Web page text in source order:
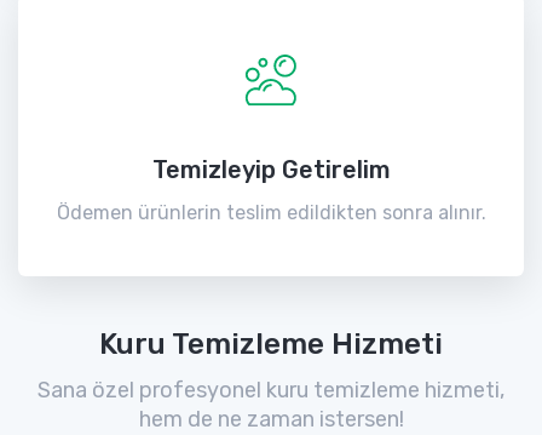
Temizleyip Getirelim
Ödemen ürünlerin teslim edildikten sonra alınır.
Kuru Temizleme Hizmeti
Sana özel profesyonel kuru temizleme hizmeti,
hem de ne zaman istersen!